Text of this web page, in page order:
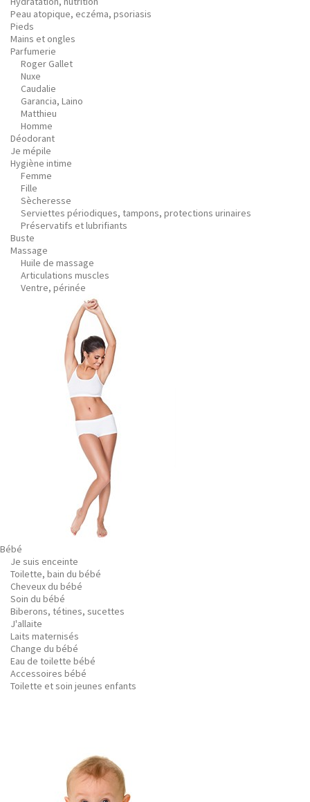
Peau atopique, eczéma, psoriasis
Pieds
Mains et ongles
Parfumerie
Roger Gallet
Nuxe
Caudalie
Garancia, Laino
Matthieu
Homme
Déodorant
Je mépile
Hygiène intime
Femme
Fille
Sècheresse
Serviettes périodiques, tampons, protections urinaires
Préservatifs et lubrifiants
Buste
Massage
Huile de massage
Articulations muscles
Ventre, périnée
Bébé
Je suis enceinte
Toilette, bain du bébé
Cheveux du bébé
Soin du bébé
Biberons, tétines, sucettes
J'allaite
Laits maternisés
Change du bébé
Eau de toilette bébé
Accessoires bébé
Toilette et soin jeunes enfants